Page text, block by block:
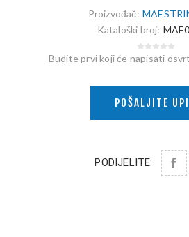
Proizvođač:
Kataloški broj:
Budite prvi koji će napisati
POŠALJITE
PODIJELITE: